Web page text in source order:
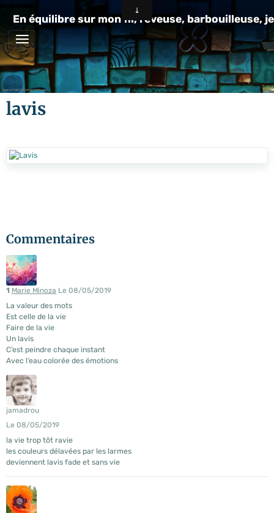
En équilibre sur mon fil, rêveuse, barbouilleuse,
lavis
Commentaires
1 Marie Minoza Le 08/05/2019
La valeur des mots
Est celle de la vie
Faire de la vie
Un lavis
C’est peindre chaque instant
Avec l’eau colorée des émotions
jamadrou
Le 08/05/2019
la vie trop tôt ravie
les couleurs délavées par les larmes
deviennent lavis fade et sans vie